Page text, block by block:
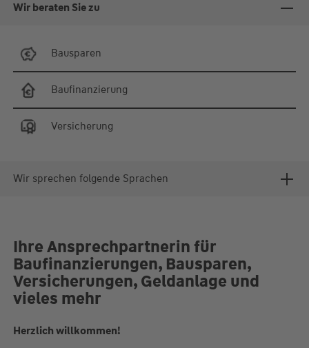
Wir beraten Sie zu
Bausparen
Baufinanzierung
Versicherung
Wir sprechen folgende Sprachen
Ihre Ansprechpartnerin für
Baufinanzierungen, Bausparen,
Versicherungen, Geldanlage und
vieles mehr
Herzlich willkommen!